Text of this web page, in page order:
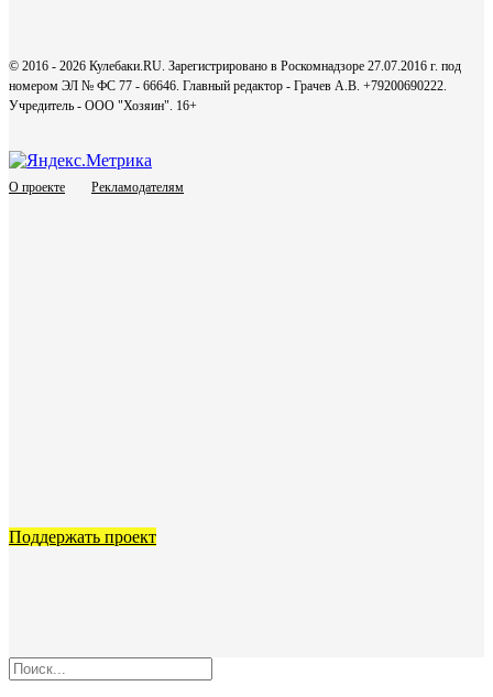
© 2016 - 2026 Кулебаки.RU. Зарегистрировано в Роскомнадзоре 27.07.2016 г. под
номером ЭЛ № ФС 77 - 66646. Главный редактор - Грачев А.В. +79200690222.
Учредитель - ООО "Хозяин". 16+
О проекте Рекламодателям
Поддержать проект